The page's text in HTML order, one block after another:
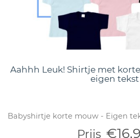
Aahhh Leuk! Shirtje met
eigen tekst
Babyshirtje korte mouw - Eigen
Prijs